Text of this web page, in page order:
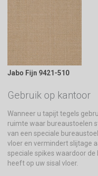
Jabo Fijn 9421-510
Gebruik op kantoor
Wanneer u tapijt tegels
ruimte waar bureaustoelen
van een speciale
vloer en vermindert slijtage
speciale spikes waardoor
heeft op uw sisal vloer.